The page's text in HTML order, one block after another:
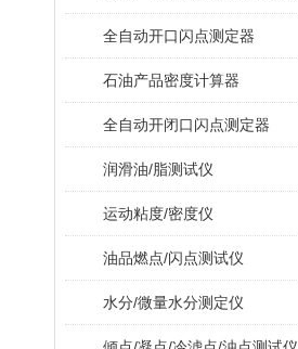
全自动开口闪点测定器
石油产品密度计算器
全自动开闭口闪点测定器
润滑油/脂测试仪
运动粘度/密度仪
油品燃点/闪点测试仪
水分/微量水分测定仪